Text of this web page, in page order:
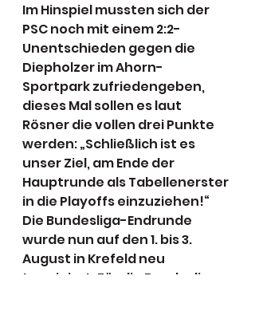
Im Hinspiel mussten sich der
PSC noch mit einem 2:2-
Unentschieden gegen die
Diepholzer im Ahorn-
Sportpark zufriedengeben,
dieses Mal sollen es laut
Rösner die vollen drei Punkte
werden: „Schließlich ist es
unser Ziel, am Ende der
Hauptrunde als Tabellenerster
in die Playoffs einzuziehen!“
Die Bundesliga-Endrunde
wurde nun auf den 1. bis 3.
August in Krefeld neu
terminiert. Für die Bundesliga-